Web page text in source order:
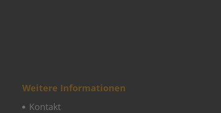
Weitere Informationen
Kontakt